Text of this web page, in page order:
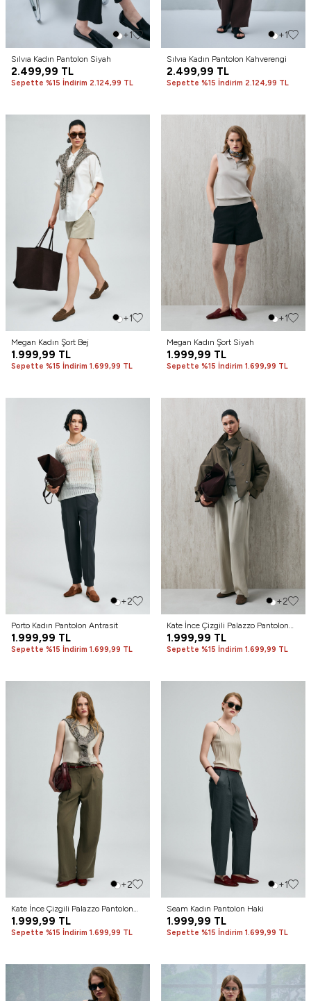
+1
Sılvıa Kadın Pantolon Siyah
2.499,99 TL
Sepette %15 İndirim 2.124,99 TL
+1
Sılvıa Kadın Pantolon Kahverengi
2.499,99 TL
Sepette %15 İndirim 2.124,99 TL
+1
Megan Kadın Şort Bej
1.999,99 TL
Sepette %15 İndirim 1.699,99 TL
+1
Megan Kadın Şort Siyah
1.999,99 TL
Sepette %15 İndirim 1.699,99 TL
+2
Porto Kadın Pantolon Antrasit
1.999,99 TL
Sepette %15 İndirim 1.699,99 TL
+2
Kate İnce Çizgili Palazzo Pantolon
Bej
1.999,99 TL
Sepette %15 İndirim 1.699,99 TL
+2
Kate İnce Çizgili Palazzo Pantolon
Haki
1.999,99 TL
Sepette %15 İndirim 1.699,99 TL
+1
Seam Kadın Pantolon Haki
1.999,99 TL
Sepette %15 İndirim 1.699,99 TL